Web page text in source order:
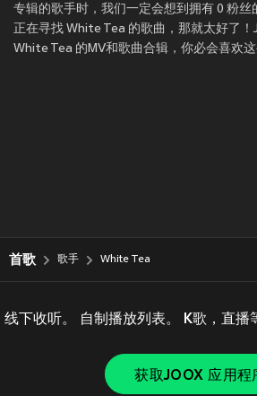
专辑的歌手时，我们一定会想到拥有 0 粉
正在寻找 White Tea 的歌曲，那就太好了
White Tea 的MV和歌曲合辑，你必会喜欢这
首歌 歌手 White Tea
线下收听。 自制播放列表。 K歌，直播
获取JOOX 应用程